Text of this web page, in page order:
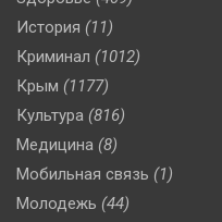
История (11)
Криминал (1012)
Крым (1177)
Культура (816)
Медицина (8)
Мобильная связь (1)
Молодежь (44)